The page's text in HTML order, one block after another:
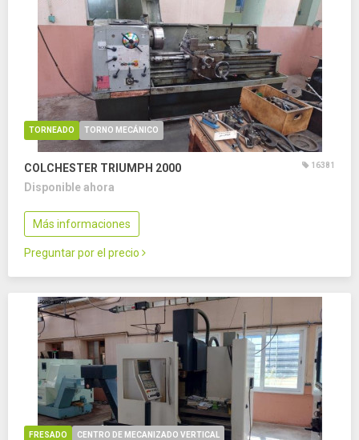
TORNEADO TORNO MECÁNICO
COLCHESTER TRIUMPH 2000 16381
Disponible ahora
Más informaciones
Preguntar por el precio
FRESADO CENTRO DE MECANIZADO VERTICAL